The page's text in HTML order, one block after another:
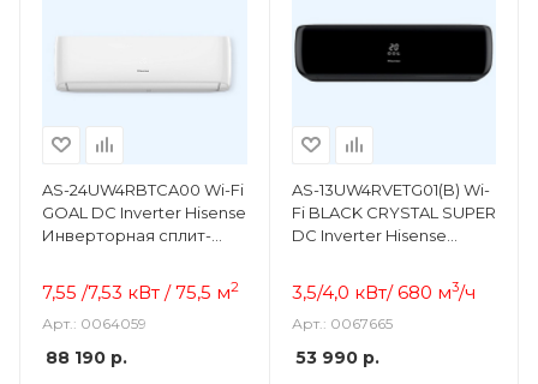
AS-24UW4RBTCA00 Wi-Fi
GOAL DC Inverter Hisense
Инверторная сплит-
7,55 /7,53 кВт /75,5 м2
Арт.: 0064059
88 190 р.
AS-13UW4RVETG01(B) Wi-
Fi BLACK CRYSTAL SUPER
DC Inverter Hisense
система
3,5/4,0 кВт/ 680 м3/ч
Арт.: 0067665
53 990р.